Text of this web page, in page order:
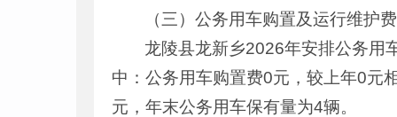
（三）公务用车购置及运行维护费
龙陵县龙新乡2026年安排公务用
中：公务用车购置费0元，较上年0元
元，年末公务用车保有量为4辆。